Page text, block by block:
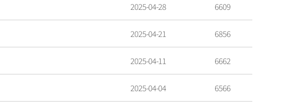
2025-04-28 6609
2025-04-21 6856
2025-04-11 6662
2025-04-04 6566